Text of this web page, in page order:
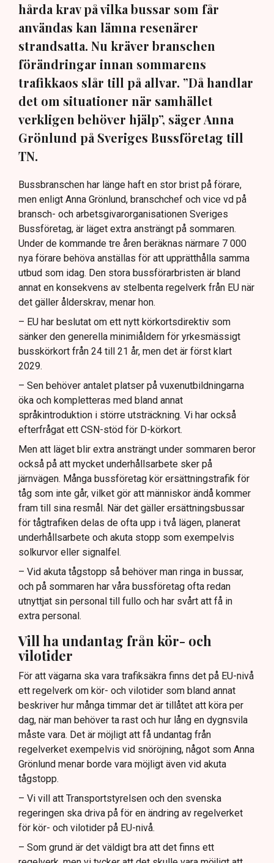
hårda krav på vilka bussar som får
användas kan lämna resenärer
strandsatta. Nu kräver branschen
förändringar innan sommarens
trafikkaos slår till på allvar. ”Då handlar
det om situationer när samhället
verkligen behöver hjälp”, säger Anna
Grönlund på Sveriges Bussföretag till
TN.
Bussbranschen har länge haft en stor brist på förare,
men enligt Anna Grönlund, branschchef och vice vd på
bransch- och arbetsgivarorganisationen Sveriges
Bussföretag, är läget extra ansträngt på sommaren.
Under de kommande tre åren beräknas närmare 7 000
nya förare behöva anställas för att upprätthålla samma
utbud som idag. Den stora bussförarbristen är bland
annat en konsekvens av stelbenta regelverk från EU när
det gäller ålderskrav, menar hon.
– EU har beslutat om ett nytt körkortsdirektiv som
sänker den generella minimiåldern för yrkesmässigt
busskörkort från 24 till 21 år, men det är först klart
2029.
– Sen behöver antalet platser på vuxenutbildningarna
öka och kompletteras med bland annat
språkintroduktion i större utsträckning. Vi har också
efterfrågat ett CSN-stöd för D-körkort.
Men att läget blir extra ansträngt under sommaren beror
också på att mycket underhållsarbete sker på
järnvägen. Många bussföretag kör ersättningstrafik för
tåg som inte går, vilket gör att människor ändå kommer
fram till sina resmål. När det gäller ersättningsbussar
för tågtrafiken delas de ofta upp i två lägen, planerat
underhållsarbete och akuta stopp som exempelvis
solkurvor eller signalfel.
– Vid akuta tågstopp så behöver man ringa in bussar,
och på sommaren har våra bussföretag ofta redan
utnyttjat sin personal till fullo och har svårt att få in
extra personal.
Vill ha undantag från kör- och
vilotider
För att vägarna ska vara trafiksäkra finns det på EU-nivå
ett regelverk om kör- och vilotider som bland annat
beskriver hur många timmar det är tillåtet att köra per
dag, när man behöver ta rast och hur lång en dygnsvila
måste vara. Det är möjligt att få undantag från
regelverket exempelvis vid snöröjning, något som Anna
Grönlund menar borde vara möjligt även vid akuta
tågstopp.
– Vi vill att Transportstyrelsen och den svenska
regeringen ska driva på för en ändring av regelverket
för kör- och vilotider på EU-nivå.
– Som grund är det väldigt bra att det finns ett